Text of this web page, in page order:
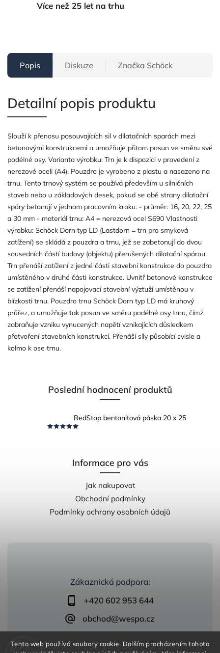
Tento web používá soubory cookie. Dalším procházením tohoto
Více než 25 let na trhu
Popis Diskuze Značka Schöck
Detailní popis produktu
Slouží k přenosu posouvajících sil v dilatačních sparách mezi
betonovými konstrukcemi a umožňuje přitom posun ve směru své
podélné osy. Varianta výrobku: Trn je k dispozici v provedení z
nerezové oceli (A4). Pouzdro je vyrobeno z plastu a nasazeno na
trnu. Tento trnový systém se používá především u silničních
staveb nebo u základových desek, pokud se obě strany dilatační
spáry betonují v jednom pracovním kroku. - průměr: 16, 20, 22, 25
a 30 mm - materiál trnu: A4 = nerezová ocel S690 Vlastnosti
výrobku: Schöck Dorn typ LD (Lastdorn = trn pro smyková
zatížení) se skládá z pouzdra a trnu, jež se zabetonují do dvou
sousedních částí budovy (objektu) přerušených dilatační spárou.
Trn přenáší zatížení z jedné části stavební konstrukce do pouzdra
umístěného v druhé části konstrukce. Uvnitř betonové konstrukce
se zatížení přenáší napojovací stavební výztuží umístěnou v
blízkosti trnu. Pouzdro trnu Schöck Dorn typ LD má kruhový
průřez, a umožňuje tak posun ve směru podélné osy trnu, čímž
zabraňuje vzniku vynucených napětí vznikajících důsledkem
přetvoření stavebních konstrukcí. Přenáší síly působící svisle a
kolmo k ose trnu.
Zákaznická podpora:
+420 602 953 644
obchod@wespo.cz
Poslední hodnocení produktů
RedStop bentonitová páska 20 x 25
Informace pro vás
Jak nakupovat
Obchodní podmínky
Podmínky ochrany osobních údajů